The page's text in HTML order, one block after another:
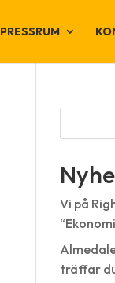
PRESSRUM
Vi på
träffar